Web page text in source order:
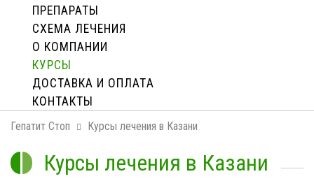
ПРЕПАРАТЫ
СХЕМА ЛЕЧЕНИЯ
О КОМПАНИИ
КУРСЫ
ДОСТАВКА И ОПЛАТA
КОНТАКТЫ
Гепатит Стоп Курсы лечения в Казани
Курсы лечения в Казани